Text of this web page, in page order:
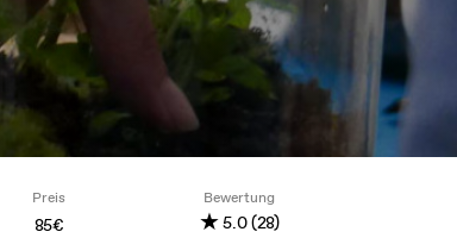
Preis
85€
Bewertung
★5.0 (28)